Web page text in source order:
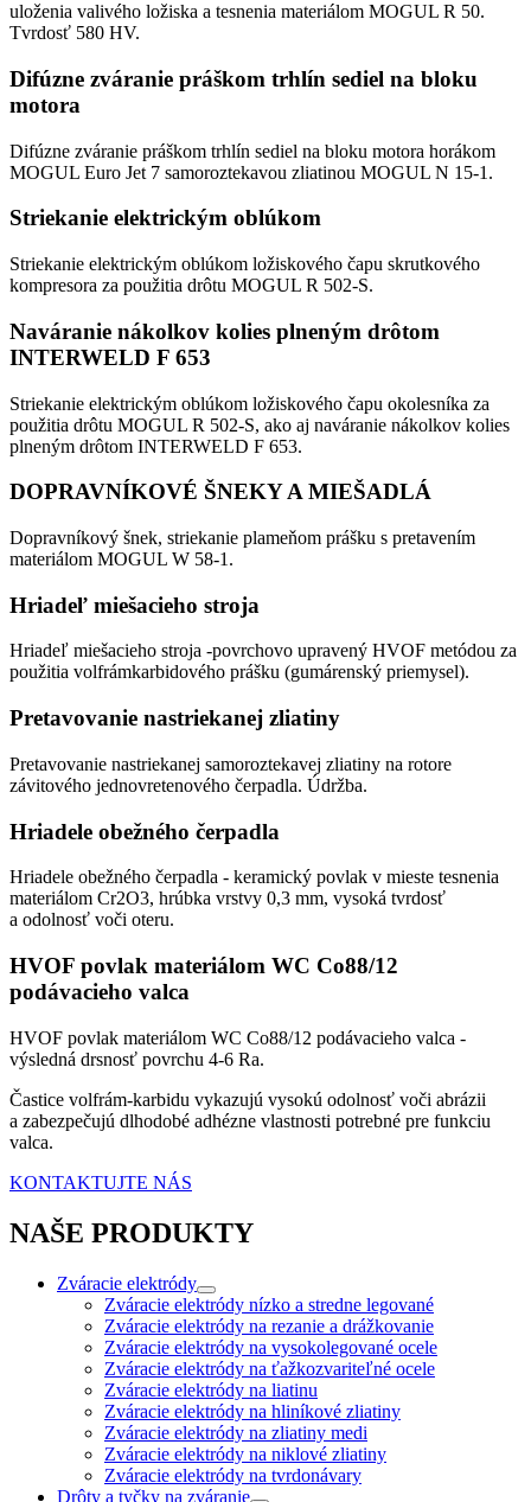
uloženia valivého ložiska a tesnenia materiálom MOGUL R 50.
Tvrdosť 580 HV.
Difúzne zváranie práškom trhlín sediel na bloku
motora
Difúzne zváranie práškom trhlín sediel na bloku motora horákom
MOGUL Euro Jet 7 samoroztekavou zliatinou MOGUL N 15-1.
Striekanie elektrickým oblúkom
Striekanie elektrickým oblúkom ložiskového čapu skrutkového
kompresora za použitia drôtu MOGUL R 502-S.
Naváranie nákolkov kolies plneným drôtom
INTERWELD F 653
Striekanie elektrickým oblúkom ložiskového čapu okolesníka za
použitia drôtu MOGUL R 502-S, ako aj naváranie nákolkov kolies
plneným drôtom INTERWELD F 653.
DOPRAVNÍKOVÉ ŠNEKY A MIEŠADLÁ
Dopravníkový šnek, striekanie plameňom prášku s pretavením
materiálom MOGUL W 58-1.
Hriadeľ miešacieho stroja
Hriadeľ miešacieho stroja -povrchovo upravený HVOF metódou za
použitia volfrámkarbidového prášku (gumárenský priemysel).
Pretavovanie nastriekanej zliatiny
Pretavovanie nastriekanej samoroztekavej zliatiny na rotore
závitového jednovretenového čerpadla. Údržba.
Hriadele obežného čerpadla
Hriadele obežného čerpadla - keramický povlak v mieste tesnenia
materiálom Cr2O3, hrúbka vrstvy 0,3 mm, vysoká tvrdosť
a odolnosť voči oteru.
HVOF povlak materiálom WC Co88/12
podávacieho valca
HVOF povlak materiálom WC Co88/12 podávacieho valca -
výsledná drsnosť povrchu 4-6 Ra.
Častice volfrám-karbidu vykazujú vysokú odolnosť voči abrázii
a zabezpečujú dlhodobé adhézne vlastnosti potrebné pre funkciu
valca.
KONTAKTUJTE NÁS
NAŠE PRODUKTY
Zváracie elektródy
Zváracie elektródy nízko a stredne legované
Zváracie elektródy na rezanie a drážkovanie
Zváracie elektródy na vysokolegované ocele
Zváracie elektródy na ťažkozvariteľné ocele
Zváracie elektródy na liatinu
Zváracie elektródy na hliníkové zliatiny
Zváracie elektródy na zliatiny medi
Zváracie elektródy na niklové zliatiny
Zváracie elektródy na tvrdonávary
Drôty a tyčky na zváranie